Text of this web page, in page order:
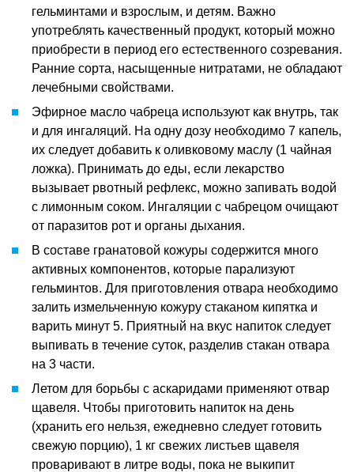
гельминтами и взрослым, и детям. Важно
употреблять качественный продукт, который можно
приобрести в период его естественного созревания.
Ранние сорта, насыщенные нитратами, не обладают
лечебными свойствами.
Эфирное масло чабреца используют как внутрь, так
и для ингаляций. На одну дозу необходимо 7 капель,
их следует добавить к оливковому маслу (1 чайная
ложка). Принимать до еды, если лекарство
вызывает рвотный рефлекс, можно запивать водой
с лимонным соком. Ингаляции с чабрецом очищают
от паразитов рот и органы дыхания.
В составе гранатовой кожуры содержится много
активных компонентов, которые парализуют
гельминтов. Для приготовления отвара необходимо
залить измельченную кожуру стаканом кипятка и
варить минут 5. Приятный на вкус напиток следует
выпивать в течение суток, разделив стакан отвара
на 3 части.
Летом для борьбы с аскаридами применяют отвар
щавеля. Чтобы приготовить напиток на день
(хранить его нельзя, ежедневно следует готовить
свежую порцию), 1 кг свежих листьев щавеля
проваривают в литре воды, пока не выкипит